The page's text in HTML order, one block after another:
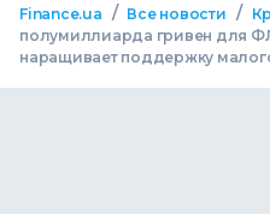
Finance.ua / Все новости /
полумиллиарда гривен для
наращивает поддержку